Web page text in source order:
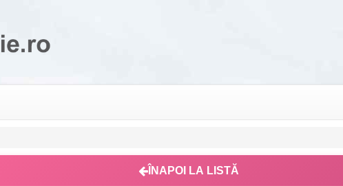
ÎNAPOI LA LISTĂ